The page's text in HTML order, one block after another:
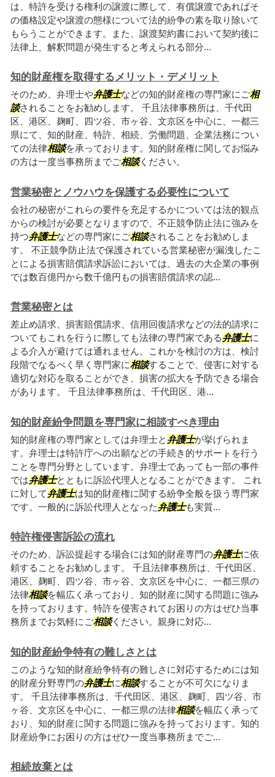
は、特許を受ける権利の譲渡に際して、有償譲渡であればそ
の価格設定や譲渡の態様について法的紛争の素を取り除いて
もらうことができます。また、譲渡契約書において契約後に
法律上、解釈問題が発生すると考えられる部分...
知的財産権を取得するメリット・デメリット
そのため、弁理士や弁護士などの知的財産権の専門家にご相
談されることをお勧めします。 千且法律事務所は、千代田
区、港区、麹町、四ツ谷、市ヶ谷、文京区を中心に、一都三
県にて、知的財産、特許、相続、労働問題、企業法務につい
ての法律相談を承っております。知的財産権に関してお悩み
の方は一度当事務所までご相談ください。
営業秘密とノウハウを保護する必要性について
会社の秘密がこれらの要件を充足するかについては法的観点
からの検討が必要となりますので、不正競争防止法に強みを
持つ弁護士などの専門家にご相談されることをお勧めしま
す。 不正競争防止法で保護されている営業秘密が漏洩したこ
とによる損害賠償請求訴訟においては、過去の大企業の事例
では数百億円から数千億円もの損害賠償請求の認...
営業秘密とは
差止め請求、損害賠償請求、信用回復請求などの法的請求に
ついてもこれを行うに際しても法律の専門家である弁護士に
よる介入が避けては通れません。これかを検討の方は、検討
段階でなるべく早く専門家に相談することで、侵害に対する
適切な対応を取ることができ、損害の拡大を予防できる場合
があります。 千且法律事務所は、千代田区、港...
知的財産紛争問題を専門家に相談すべき理由
知的財産権の専門家としては弁理士と 弁護士が挙げられま
す。弁理士は特許庁への出願などの手続き的サポートを行う
ことを専門分野としています。弁理士であっても一部の事件
では弁護士とともに訴訟代理人となることができます。 これ
に対して弁護士は知的財産権に関する紛争全般を扱う専門家
です。一般的に訴訟代理人となった弁護士も実質...
特許権侵害訴訟の流れ
そのため、訴訟提起する場合には知的財産専門の弁護士に依
頼することをお勧めします。 千且法律事務所は、千代田区、
港区、麹町、四ツ谷、市ヶ谷、文京区を中心に、一都三県の
法律相談を幅広く承っており、知的財産に関する問題に強み
を持っております。特許を侵害されてお困りの方はぜひ当事
務所までお気軽にご相談ください。親身に対応...
知的財産紛争特有の難しさとは
このような知的財産紛争特有の難しさに対応するためには知
的財産分野専門の弁護士に相談することが不可欠になりま
す。 千且法律事務所は、千代田区、港区、麹町、四ツ谷、市
ヶ谷、文京区を中心に、一都三県の法律相談を幅広く承って
おり、知的財産に関する問題に強みを持っております。知的
財産紛争にお困りの方はぜひ一度当事務所までご...
相続放棄とは